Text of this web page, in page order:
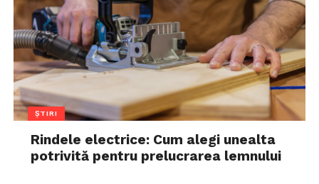
ȘTIRI
Rindele electrice: Cum alegi unealta
potrivită pentru prelucrarea lemnului